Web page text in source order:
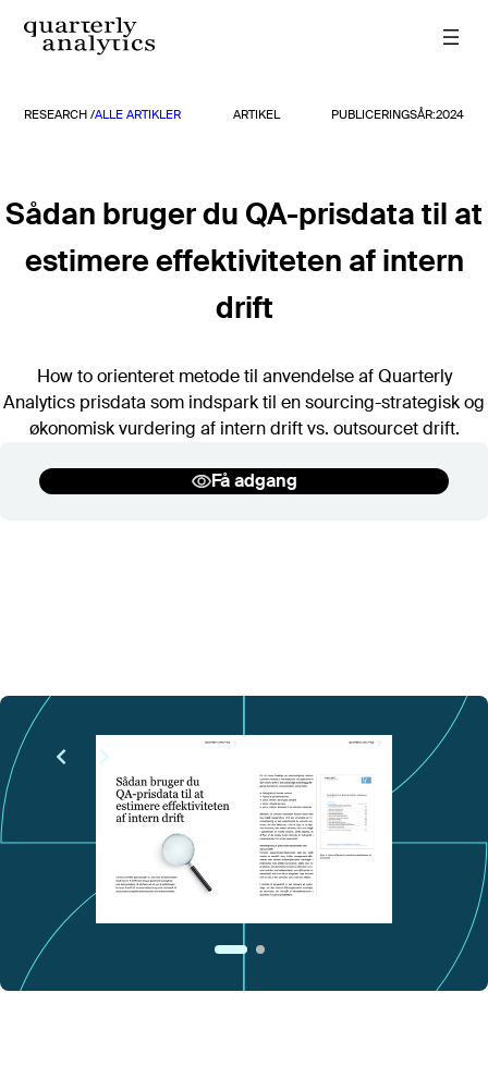
Rapporter Alle rapporter
2026
2025
2021
2020
Se flere
Forhandling
Public cloud
It-økonomi
Kontrakter og vilkår
Sourcingstrategi
Se flere
Søg
RESEARCH /ALLE ARTIKLER ARTIKEL PUBLICERINGSÅR:2024
Sådan bruger du QA-prisdata til at
estimere effektiviteten af intern
drift
How to orienteret metode til anvendelse af Quarterly
Analytics prisdata som indspark til en sourcing-strategisk og
økonomisk vurdering af intern drift vs. outsourcet drift.
Få adgang